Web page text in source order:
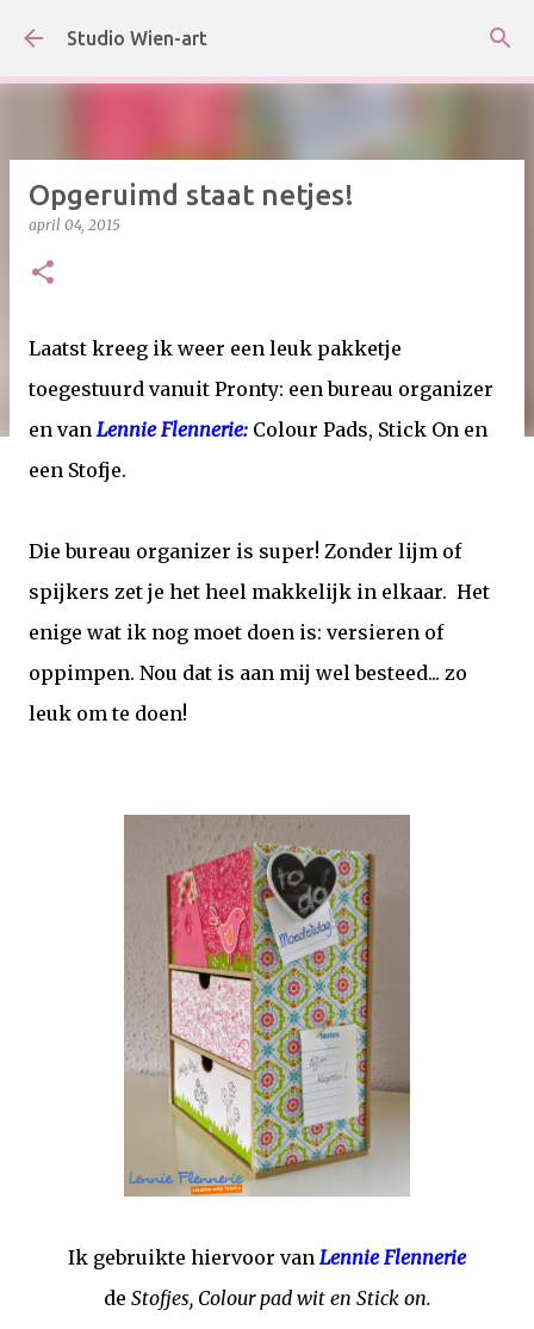
Doorgaan naar hoofdcontent
Studio Wien-art
Opgeruimd staat netjes!
april 04, 2015
Laatst kreeg ik weer een leuk pakketje
toegestuurd vanuit Pronty: een bureau organizer
en van Lennie Flennerie: Colour Pads, Stick On en
een Stofje.
Die bureau organizer is super! Zonder lijm of
spijkers zet je het heel makkelijk in elkaar. Het
enige wat ik nog moet doen is: versieren of
oppimpen. Nou dat is aan mij wel besteed... zo
leuk om te doen!
Ik gebruikte hiervoor van Lennie Flennerie
de Stofjes, Colour pad wit en Stick on.